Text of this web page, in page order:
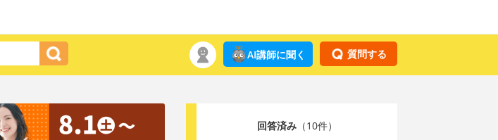
質問する
AI講師に聞く
回答済み（10件）